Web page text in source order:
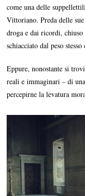
come una delle
Vittoriano. Preda delle
droga e dai ricordi,
schiacciato dal peso
Eppure, nonostante si
reali e immaginari – di
percepirne la levatura